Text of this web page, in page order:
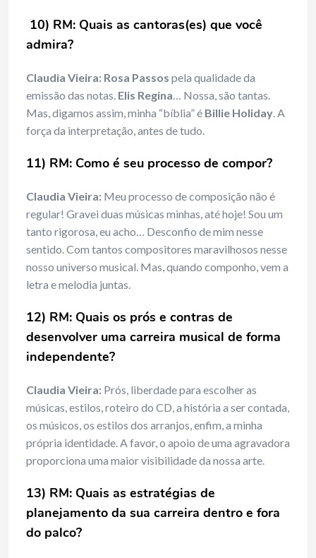
10) RM: Quais as cantoras(es) que você
admira?
Claudia Vieira: Rosa Passos pela qualidade da
emissão das notas. Elis Regina… Nossa, são tantas.
Mas, digamos assim, minha “bíblia” é Billie Holiday. A
força da interpretação, antes de tudo.
11) RM: Como é seu processo de compor?
Claudia Vieira: Meu processo de composição não é
regular! Gravei duas músicas minhas, até hoje! Sou um
tanto rigorosa, eu acho… Desconfio de mim nesse
sentido. Com tantos compositores maravilhosos nesse
nosso universo musical. Mas, quando componho, vem a
letra e melodia juntas.
12) RM: Quais os prós e contras de
desenvolver uma carreira musical de forma
independente?
Claudia Vieira: Prós, liberdade para escolher as
músicas, estilos, roteiro do CD, a história a ser contada,
os músicos, os estilos dos arranjos, enfim, a minha
própria identidade. A favor, o apoio de uma agravadora
proporciona uma maior visibilidade da nossa arte.
13) RM: Quais as estratégias de
planejamento da sua carreira dentro e fora
do palco?